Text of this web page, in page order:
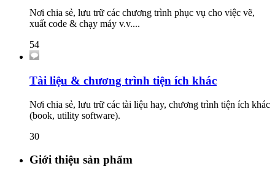
Nơi chia sẻ, lưu trữ các chương trình phục vụ cho việc vẽ,
xuất code & chạy máy v.v....
54
Tài liệu & chương trình tiện ích khác
Nơi chia sẻ, lưu trữ các tài liệu hay, chương trình tiện ích khác
(book, utility software).
30
Giới thiệu sản phẩm